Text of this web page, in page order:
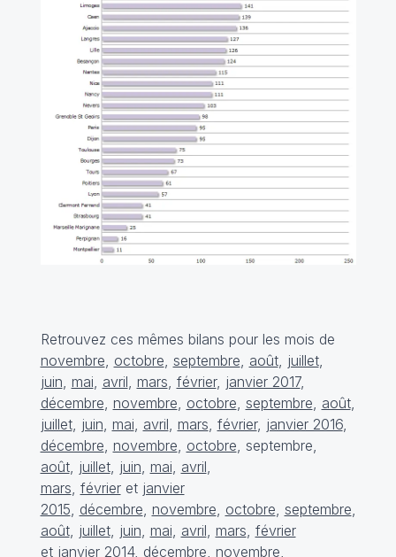
Retrouvez ces mêmes bilans pour les mois de
novembre, octobre, septembre, août, juillet,
juin, mai, avril, mars, février, janvier 2017,
décembre, novembre, octobre, septembre, août,
juillet, juin, mai, avril, mars, février, janvier 2016,
décembre, novembre, octobre, septembre,
août, juillet, juin, mai, avril,
mars, févrieret janvier
2015, décembre, novembre, octobre, septembre,
août, juillet, juin, mai, avril, mars, février
et janvier2014, décembre, novembre,